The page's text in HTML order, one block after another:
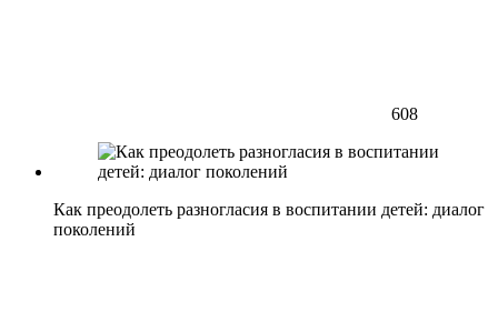
608
Как преодолеть разногласия в воспитании детей: диалог
поколений